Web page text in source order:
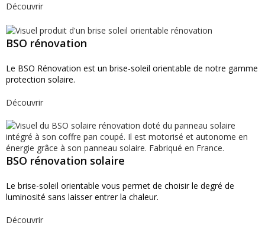
Découvrir
BSO rénovation
Le BSO Rénovation est un brise-soleil orientable de notre gamme
protection solaire.
Découvrir
BSO rénovation solaire
Le brise-soleil orientable vous permet de choisir le degré de
luminosité sans laisser entrer la chaleur.
Découvrir